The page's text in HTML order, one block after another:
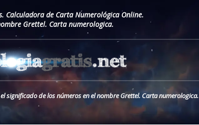
Calculadora de Carta Numerológica Online.
Grettel. Carta numerologica.
significado de los números en el nombre Grettel. Carta numerologica.